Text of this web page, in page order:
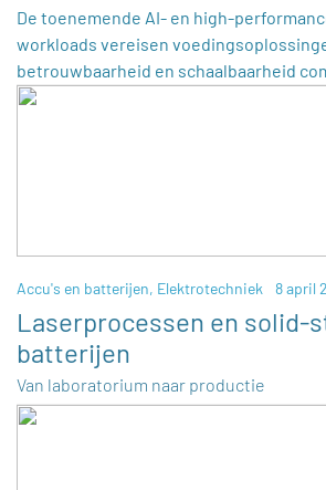
De toenemende AI- en high-
workloads vereisen
betrouwbaarheid en schaalbaarheid
Accu's en batterijen, Elektrotechniek 8 april
Laserprocessen en solid-
batterijen
Van laboratorium naar productie